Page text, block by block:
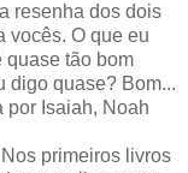
resenha dos dois
vocês. O que eu
quase tão bom
digo quase? Bom...
por Isaiah, Noah
primeiros livros